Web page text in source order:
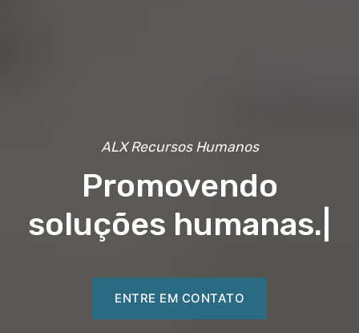
ALX Recursos Humanos
Promovendo
soluções humanas.
ENTRE EM CONTATO